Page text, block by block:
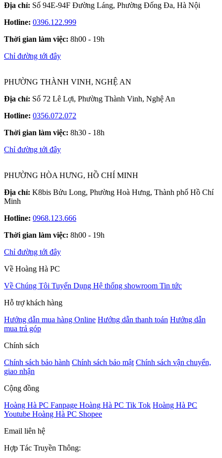
Địa chỉ: Số 94E-94F Đường Láng, Phường Đống Đa, Hà Nội
Hotline: 0396.122.999
Thời gian làm việc: 8h00 - 19h
Chỉ đường tới đây
PHƯỜNG THÀNH VINH, NGHỆ AN
Địa chỉ: Số 72 Lê Lợi, Phường Thành Vinh, Nghệ An
Hotline: 0356.072.072
Thời gian làm việc: 8h30 - 18h
Chỉ đường tới đây
PHƯỜNG HÒA HƯNG, HỒ CHÍ MINH
Địa chỉ: K8bis Bửu Long, Phường Hoà Hưng, Thành phố Hồ Chí
Minh
Hotline: 0968.123.666
Thời gian làm việc: 8h00 - 19h
Chỉ đường tới đây
Về Hoàng Hà PC
Về Chúng Tôi Tuyển Dụng Hệ thống showroom Tin tức
Hỗ trợ khách hàng
Hướng dẫn mua hàng Online Hướng dẫn thanh toán Hướng dẫn
mua trả góp
Chính sách
Chính sách bảo hành Chính sách bảo mật Chính sách vận chuyển,
giao nhận
Cộng đồng
Hoàng Hà PC Fanpage Hoàng Hà PC Tik Tok Hoàng Hà PC
Youtube Hoàng Hà PC Shopee
Email liên hệ
Hợp Tác Truyền Thông: